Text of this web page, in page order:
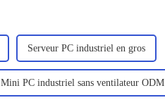
Serveur PC industriel en gros
Mini PC industriel sans ventilateur ODM